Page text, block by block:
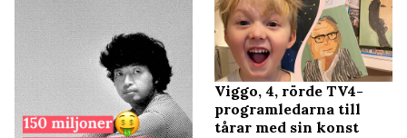
Viggo, 4, rörde TV4-
programledarna till
tårar med sin konst